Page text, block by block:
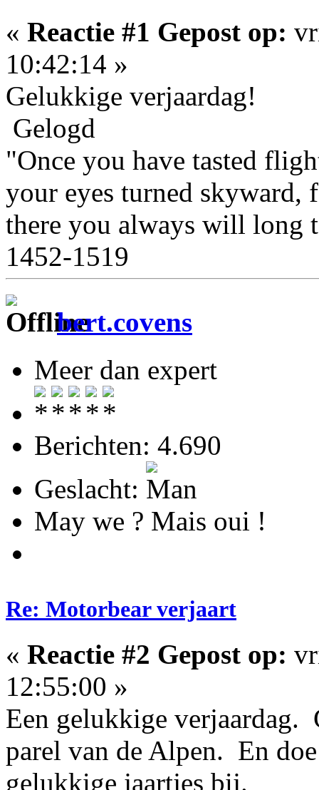
« Reactie #1 Gepost op:
10:42:14 »
Gelukkige verjaardag!
Gelogd
"Once you have tasted
your eyes turned skyward,
there you always will long
1452-1519
bert.covens
Meer dan expert
Berichten: 4.690
Geslacht:
May we ? Mais oui !
Re: Motorbear verjaart
« Reactie #2 Gepost op:
12:55:00 »
Een gelukkige verjaardag.
parel van de Alpen. En
gelukkige jaartjes bij.